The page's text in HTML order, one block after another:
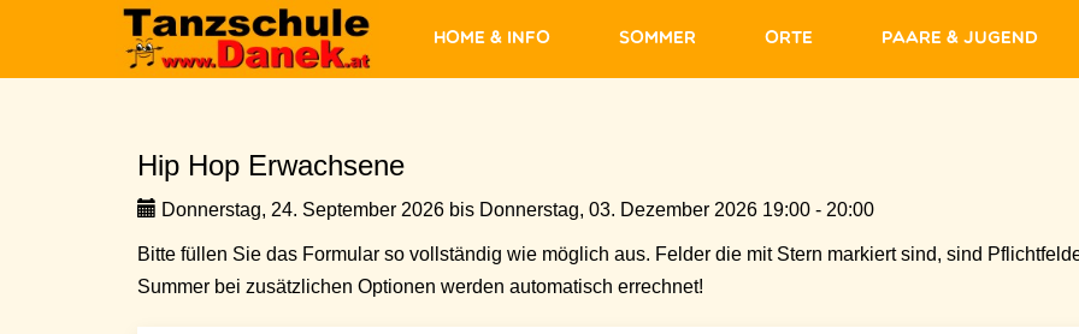
Home & Info Sommer Orte Paare & Jugend
Hip Hop Erwachsene
Donnerstag, 24. September 2026 bis Donnerstag, 03. Dezember 2026 19:00 - 20:00
Bitte füllen Sie das Formular so vollständig wie möglich aus. Felder die mit Stern markiert sind, sind
Summer bei zusätzlichen Optionen werden automatisch errechnet!